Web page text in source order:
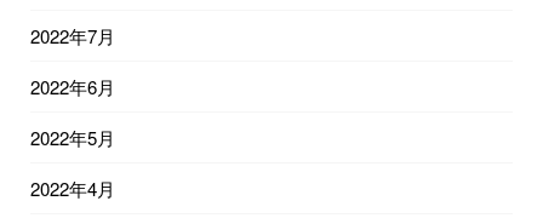
2022年7月
2022年6月
2022年5月
2022年4月